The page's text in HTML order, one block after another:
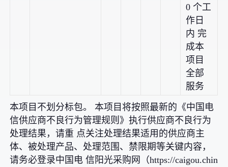
0 个工
作日
内 完
成本
项目
全部
服务
本项目不划分标包。 本项目将按照最新的《中国电
信供应商不良行为管理规则》执行供应商不良行为
处理结果，请重 点关注处理结果适用的供应商主
体、被处理产品、处理范围、禁限期等关键内容，
请务必登录中国电 信阳光采购网（https://caigou.chin